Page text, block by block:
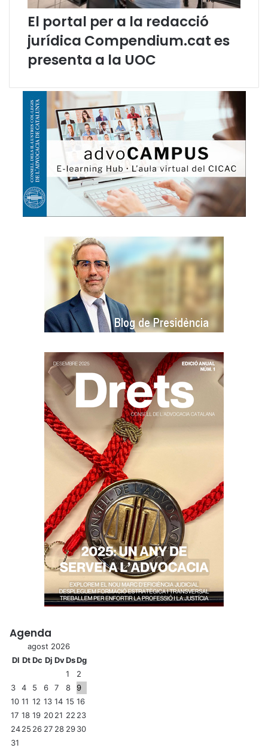
El portal per a la redacció
jurídica Compendium.cat es
presenta a la UOC
Agenda
agost 2026
Dl DtDc Dj DvDsDg
1
2
3
4 5 6 7 8
9
10 11 12 13 14 15 16
17 18 19 2021 22 23
2425 26 27 28 2930
31